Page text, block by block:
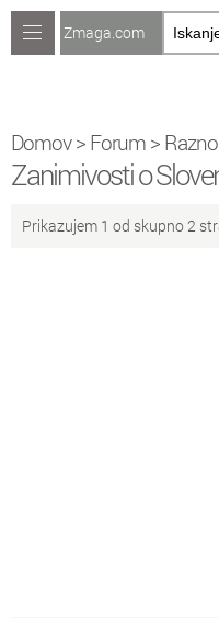
Računalništvo
Recepti
Naredi sam
Forum
Zmaga.com
Domov> Forum >
Zanimivosti o
Prikazujem 1 od skupno 2